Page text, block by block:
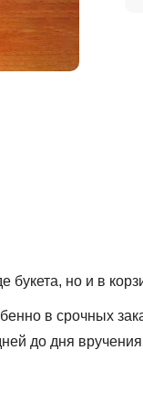
но и в
в срочных
до дня